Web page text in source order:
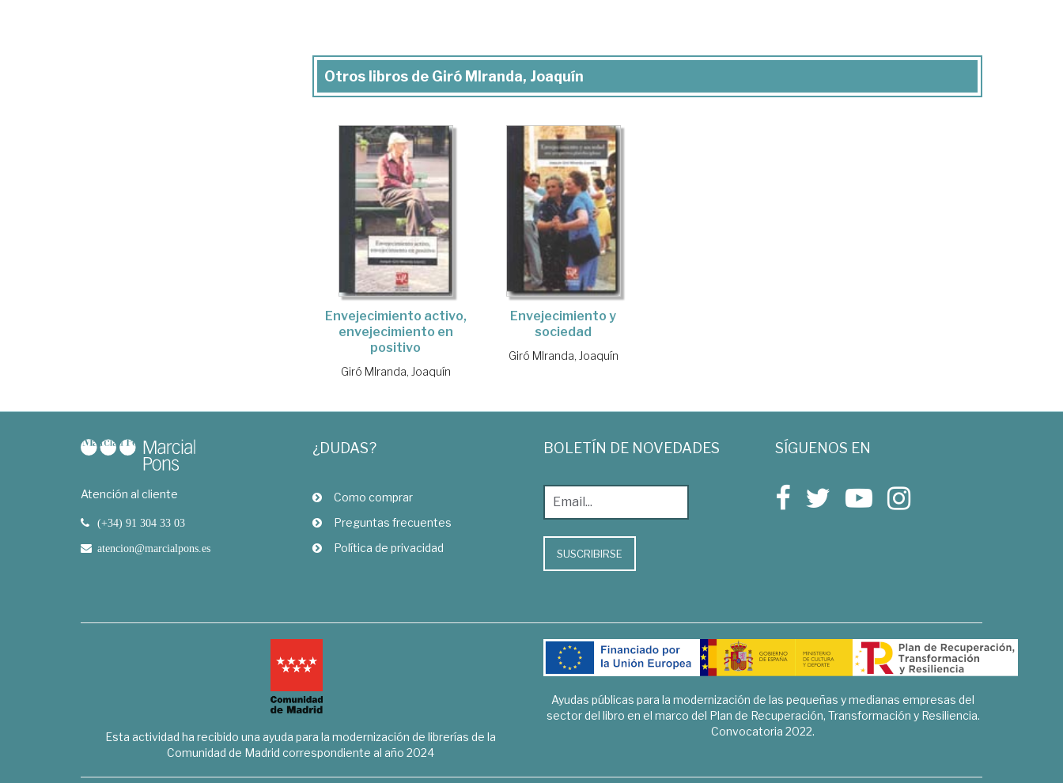
Otros libros de Giró MIranda, Joaquín
Envejecimiento activo,
envejecimiento en
positivo
Giró MIranda, Joaquín
Envejecimiento y
sociedad
Giró MIranda, Joaquín
Atención al cliente
(+34) 91 304 33 03
atencion@marcialpons.es
¿DUDAS?
Como comprar
Preguntas frecuentes
Política de privacidad
BOLETÍN DE NOVEDADES
SUSCRIBIRSE
SÍGUENOS EN
Esta actividad ha recibido una ayuda para la modernización de librerías de la
Comunidad de Madrid correspondiente al año 2024
Ayudas públicas para la modernización de las pequeñas y medianas empresas del
sector del libro en el marco del Plan de Recuperación, Transformación y Resiliencia.
Convocatoria 2022.